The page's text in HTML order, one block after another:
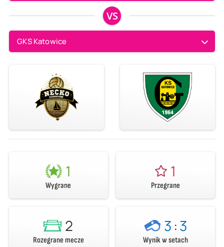
VS
GKS Katowice
1
Wygrane
1
Przegrane
2
Rozegrane mecze
3 :3
Wynik w setach